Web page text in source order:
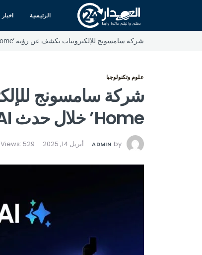
الرئيسية اخبار
شركة سامسونج للإلكترونيات تكشف عن رؤية ‘AI Home’ خلال حدث Welcome to Bespoke AI
علوم وتكنولوجيا
Home’ خلال حدث Welcome to Bespoke AI
by
ADMIN أبريل 14, 2025 Views: 529